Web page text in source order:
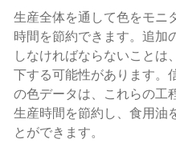
生産全体を通して色をモニ
時間を節約できます。追加
しなければならないことは
下する可能性があります。
の色データは、これらの工
生産時間を節約し、食用油
とができます。